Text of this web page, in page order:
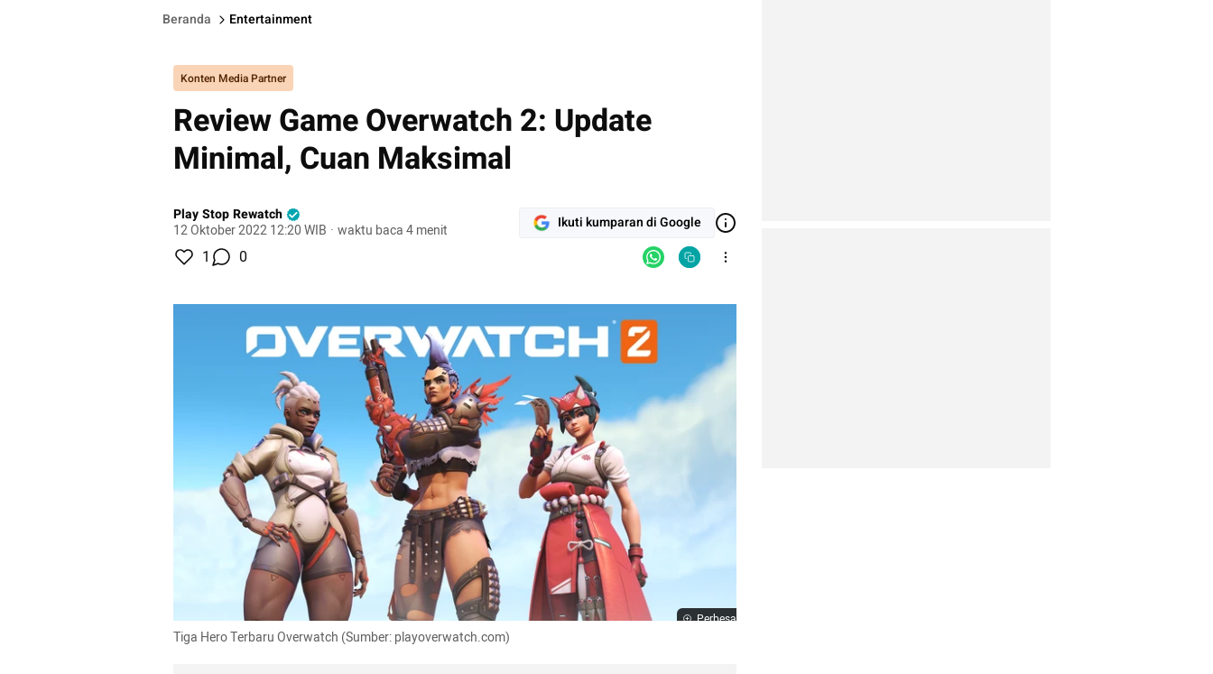
Beranda Entertainment
Konten Media Partner
Review Game Overwatch 2: Update
Minimal, Cuan Maksimal
Play Stop Rewatch
12 Oktober 2022 12:20 WIB · waktu baca 4 menit Ikuti kumparan di Google
1 0
Perbesar
Tiga Hero Terbaru Overwatch (Sumber: playoverwatch.com)